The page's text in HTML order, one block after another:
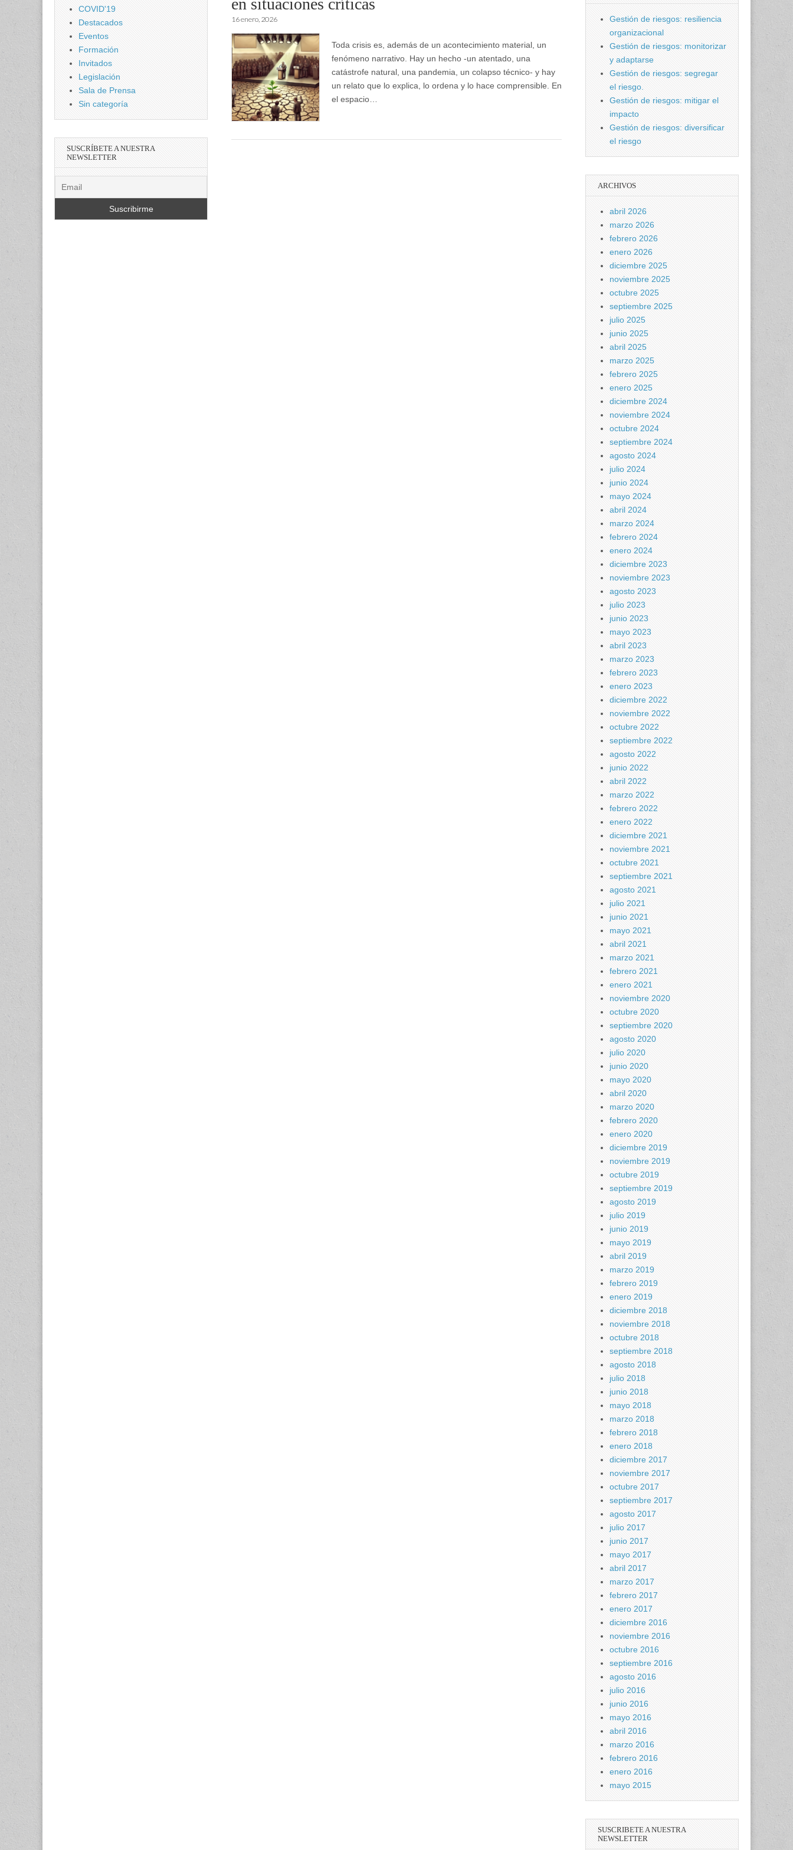
en situaciones críticas
16 enero, 2026
Toda crisis es, además de un acontecimiento material, un
fenómeno narrativo. Hay un hecho -un atentado, una
catástrofe natural, una pandemia, un colapso técnico- y hay
un relato que lo explica, lo ordena y lo hace comprensible. En
el espacio…
COVID'19
Destacados
Eventos
Formación
Invitados
Legislación
Sala de Prensa
Sin categoría
SUSCRÍBETE A NUESTRA
NEWSLETTER
Gestión de riesgos: resiliencia
organizacional
Gestión de riesgos: monitorizar
y adaptarse
Gestión de riesgos: segregar
el riesgo.
Gestión de riesgos: mitigar el
impacto
Gestión de riesgos: diversificar
el riesgo
ARCHIVOS
abril 2026
marzo 2026
febrero 2026
enero 2026
diciembre 2025
noviembre 2025
octubre 2025
septiembre 2025
julio 2025
junio 2025
abril 2025
marzo 2025
febrero 2025
enero 2025
diciembre 2024
noviembre 2024
octubre 2024
septiembre 2024
agosto 2024
julio 2024
junio 2024
mayo 2024
abril 2024
marzo 2024
febrero 2024
enero 2024
diciembre 2023
noviembre 2023
agosto 2023
julio 2023
junio 2023
mayo 2023
abril 2023
marzo 2023
febrero 2023
enero 2023
diciembre 2022
noviembre 2022
octubre 2022
septiembre 2022
agosto 2022
junio 2022
abril 2022
marzo 2022
febrero 2022
enero 2022
diciembre 2021
noviembre 2021
octubre 2021
septiembre 2021
agosto 2021
julio 2021
junio 2021
mayo 2021
abril 2021
marzo 2021
febrero 2021
enero 2021
noviembre 2020
octubre 2020
septiembre 2020
agosto 2020
julio 2020
junio 2020
mayo 2020
abril 2020
marzo 2020
febrero 2020
enero 2020
diciembre 2019
noviembre 2019
octubre 2019
septiembre 2019
agosto 2019
julio 2019
junio 2019
mayo 2019
abril 2019
marzo 2019
febrero 2019
enero 2019
diciembre 2018
noviembre 2018
octubre 2018
septiembre 2018
agosto 2018
julio 2018
junio 2018
mayo 2018
marzo 2018
febrero 2018
enero 2018
diciembre 2017
noviembre 2017
octubre 2017
septiembre 2017
agosto 2017
julio 2017
junio 2017
mayo 2017
abril 2017
marzo 2017
febrero 2017
enero 2017
diciembre 2016
noviembre 2016
octubre 2016
septiembre 2016
agosto 2016
julio 2016
junio 2016
mayo 2016
abril 2016
marzo 2016
febrero 2016
enero 2016
mayo 2015
SUSCRIBETE A NUESTRA
NEWSLETTER